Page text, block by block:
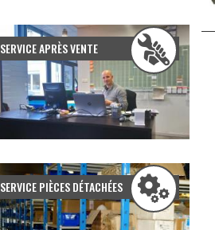
SERVICE APRÈS VENTE
SERVICE PIÈCES DÉTACHÉES